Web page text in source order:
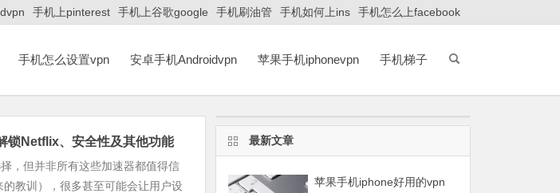
手机上pinterest 手机上谷歌google 手机刷油管 手机如何上ins 手机怎么上facebook
手机怎么设置vpn 安卓手机Androidvpn 苹果手机iphonevpn 手机梯子
锁Netflix、安全性及其他功能
，但并非所有这些加速器都值得信
教训），很多甚至可能会让用户设
最新文章
苹果手机iphone好用的vpn